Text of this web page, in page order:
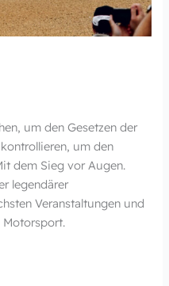
um den Gesetzen der
um den
dem Sieg vor Augen.
legendärer
Veranstaltungen und
Motorsport.